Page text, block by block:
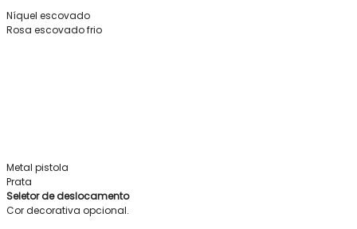
Níquel escovado
Rosa escovado frio
Metal pistola
Prata
Seletor de deslocamento
Cor decorativa opcional.